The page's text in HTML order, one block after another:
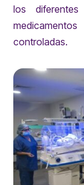
los
controladas.